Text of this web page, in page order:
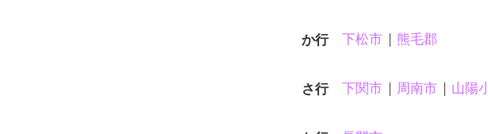
か行 下松市 熊毛郡
さ行 下関市 周南市 山陽